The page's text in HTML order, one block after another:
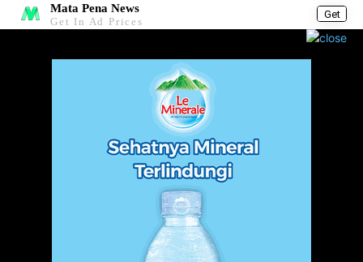
Get
Mata Pena News
Get In Ad Prices